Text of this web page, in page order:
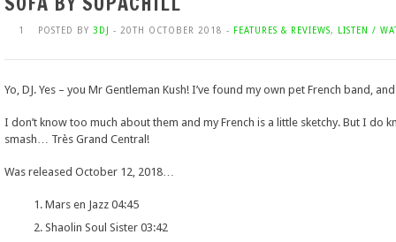
1 POSTED BY 3DJ - 20TH OCTOBER 2018 - FEATURES & REVIEWS, LISTEN /
Yo, DJ. Yes – you Mr Gentleman Kush! I’ve found my own pet French band,
I don’t know too much about them and my French is a little sketchy. But I do
smash… Très Grand Central!
Was released October 12, 2018…
Mars en Jazz 04:45
Shaolin Soul Sister 03:42